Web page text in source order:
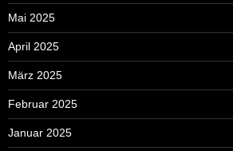
Mai 2025
April 2025
März 2025
Februar 2025
Januar 2025